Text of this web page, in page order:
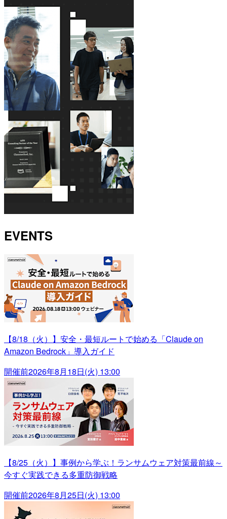
EVENTS
【8/18（火）】安全・最短ルートで始める「Claude on
Amazon Bedrock」導入ガイド
開催前2026年8月18日(火) 13:00
【8/25（火）】事例から学ぶ！ランサムウェア対策最前線～
今すぐ実践できる多重防御戦略
開催前2026年8月25日(火) 13:00